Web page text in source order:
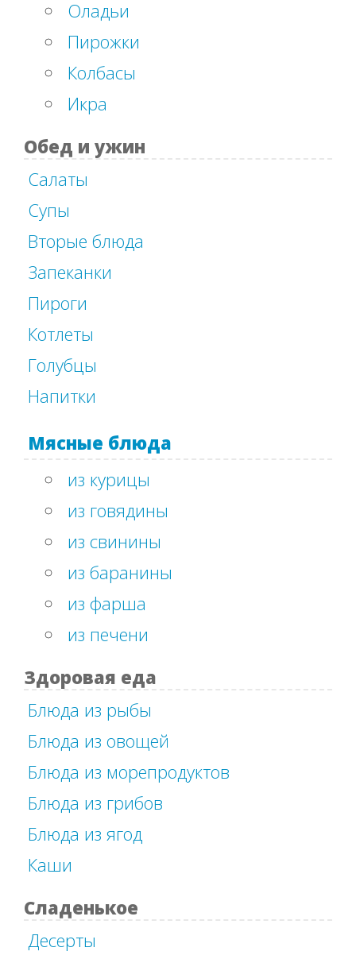
Оладьи
Пирожки
Колбасы
Икра
Обед и ужин
Салаты
Супы
Вторые блюда
Запеканки
Пироги
Котлеты
Голубцы
Напитки
Мясные блюда
из курицы
из говядины
из свинины
из баранины
из фарша
из печени
Здоровая еда
Блюда из рыбы
Блюда из овощей
Блюда из морепродуктов
Блюда из грибов
Блюда из ягод
Каши
Сладенькое
Десерты